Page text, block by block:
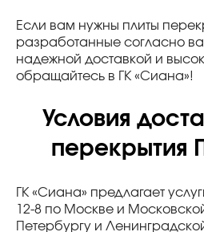
Если вам нужны плиты
разработанные согласно
надежной доставкой и
обращайтесь в ГК «Сиана»!
Условия
перекрытия
ГК «Сиана» предлагает
12-8 по Москве и
Петербургу и